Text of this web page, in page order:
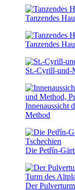
Tanzendes
Tanzendes
St.-Cyrill-und-
Innenaussicht
Method
Die Petřín-
Der